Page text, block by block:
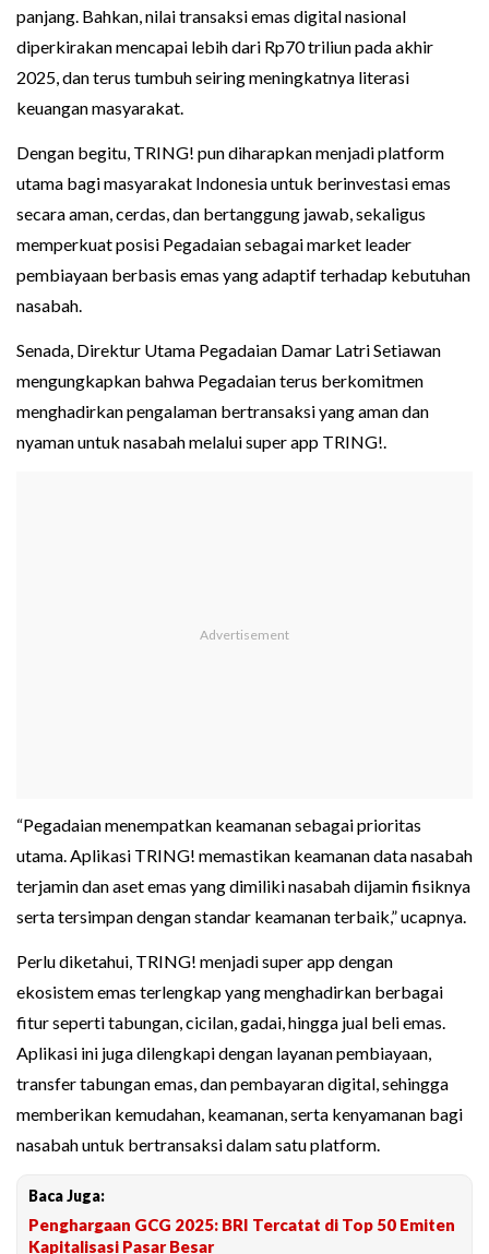
panjang. Bahkan, nilai transaksi emas digital nasional
diperkirakan mencapai lebih dari Rp70 triliun pada akhir
2025, dan terus tumbuh seiring meningkatnya literasi
keuangan masyarakat.
Dengan begitu, TRING! pun diharapkan menjadi platform
utama bagi masyarakat Indonesia untuk berinvestasi emas
secara aman, cerdas, dan bertanggung jawab, sekaligus
memperkuat posisi Pegadaian sebagai market leader
pembiayaan berbasis emas yang adaptif terhadap kebutuhan
nasabah.
Senada, Direktur Utama Pegadaian Damar Latri Setiawan
mengungkapkan bahwa Pegadaian terus berkomitmen
menghadirkan pengalaman bertransaksi yang aman dan
nyaman untuk nasabah melalui super app TRING!.
“Pegadaian menempatkan keamanan sebagai prioritas
utama. Aplikasi TRING! memastikan keamanan data nasabah
terjamin dan aset emas yang dimiliki nasabah dijamin fisiknya
serta tersimpan dengan standar keamanan terbaik,” ucapnya.
Perlu diketahui, TRING! menjadi super app dengan
ekosistem emas terlengkap yang menghadirkan berbagai
fitur seperti tabungan, cicilan, gadai, hingga jual beli emas.
Aplikasi ini juga dilengkapi dengan layanan pembiayaan,
transfer tabungan emas, dan pembayaran digital, sehingga
memberikan kemudahan, keamanan, serta kenyamanan bagi
nasabah untuk bertransaksi dalam satu platform.
Baca Juga:
Penghargaan GCG 2025: BRI Tercatat di Top 50 Emiten
Kapitalisasi Pasar Besar